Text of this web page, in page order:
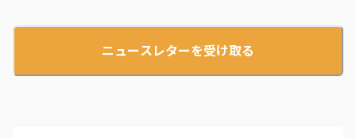
ニュースレターを受け取る